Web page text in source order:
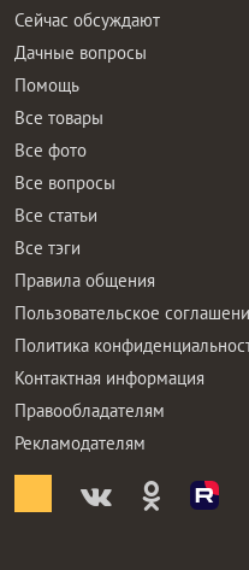
Сейчас обсуждают
Дачные вопросы
Помощь
Все товары
Все фото
Все вопросы
Все статьи
Все тэги
Правила общения
Пользовательское
Политика
Контактная информация
Правообладателям
Рекламодателям